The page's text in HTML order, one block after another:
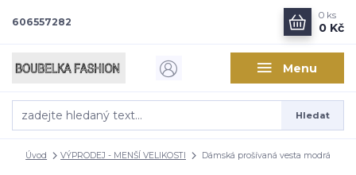
Menu
Hledat
606557282
0 ks
0 Kč
Úvod VÝPRODEJ - MENŠÍ VELIKOSTI Dámská prošívaná vesta modrá